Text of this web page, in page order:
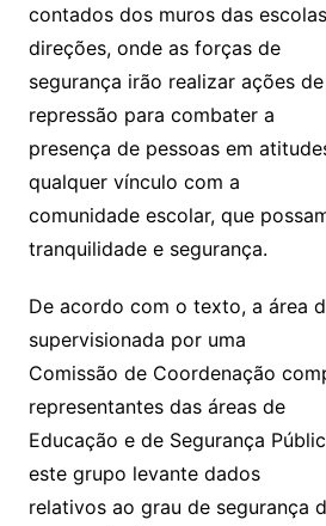
contados dos muros das
direções, onde as forças de
segurança irão realizar ações
repressão para combater a
presença de pessoas em
qualquer vínculo com a
comunidade escolar, que
tranquilidade e segurança.
De acordo com o texto, a área
supervisionada por uma
Comissão de Coordenação
representantes das áreas de
Educação e de Segurança
este grupo levante dados
relativos ao grau de segurança